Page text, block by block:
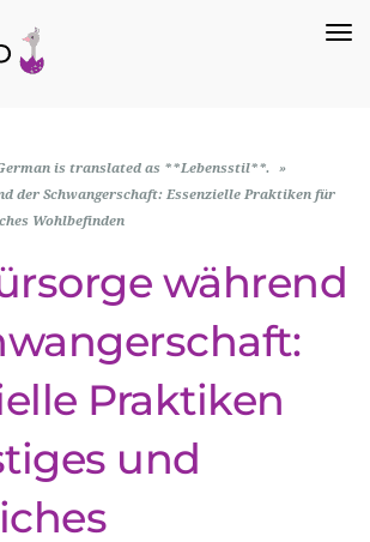
is translated as **Lebensstil**.
»
der Schwangerschaft: Essenzielle Praktiken für
Wohlbefinden
während
Praktiken
und